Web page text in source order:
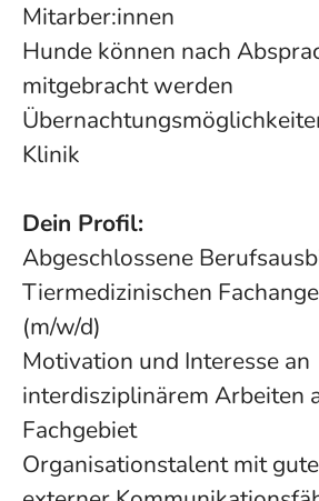
Mitarber:innen
Hunde können nach
mitgebracht werden
Klinik
Dein Profil:
Abgeschlossene
Tiermedizinischen
(m/w/d)
Motivation und Interesse an
interdisziplinärem Arbeiten
Fachgebiet
Organisationstalent mit